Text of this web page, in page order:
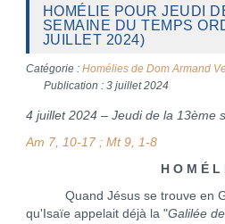
HOMÉLIE POUR JEUDI
SEMAINE DU TEMPS
JUILLET 2024)
Catégorie : Homélies de Dom Armand
Publication : 3 juillet 2024
4 juillet 2024 – Jeudi de la 13ème
Am 7, 10-17 ; Mt 9, 1-8
H O M É L
Quand Jésus se trouve en
qu'Isaïe appelait déjà la "Galilée